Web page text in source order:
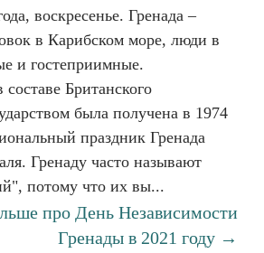
воскресенье. Гренада –
в Карибском море, люди в
и гостеприимные.
Британского
была получена в 1974
праздник Гренада
Гренаду часто называют
потому что их вы...
про День Независимости
Гренады в 2021 году →